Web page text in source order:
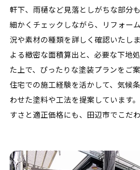
軒下、雨樋など見落としがちな部分
細かくチェックしながら、リフォー
況や素材の種類を詳しく確認いたし
よる緻密な面積算出と、必要な下地
た上で、ぴったりな塗装プランをご
住宅での施工経験を活かして、気候
わせた塗料や工法を提案しています
すさと適正価格にも、田辺市でこだわ